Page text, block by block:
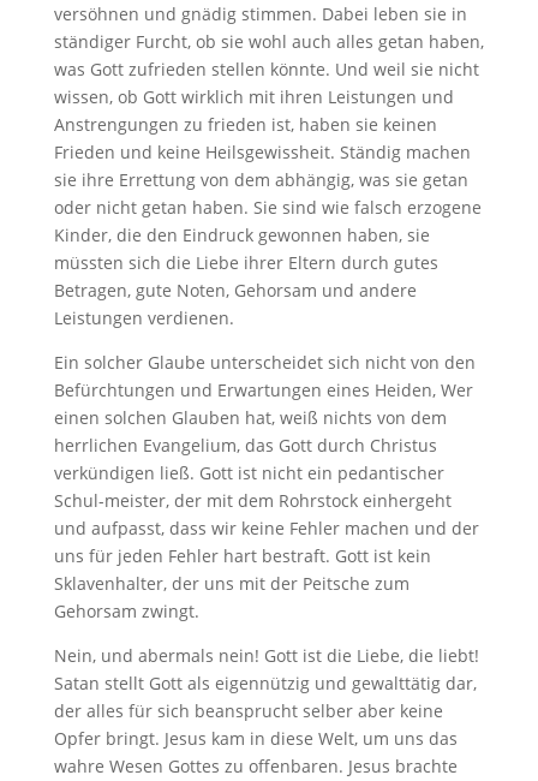
versöhnen und gnädig stimmen. Dabei leben sie in
ständiger Furcht, ob sie wohl auch alles getan haben,
was Gott zufrieden stellen könnte. Und weil sie nicht
wissen, ob Gott wirklich mit ihren Leistungen und
Anstrengungen zu frieden ist, haben sie keinen
Frieden und keine Heilsgewissheit. Ständig machen
sie ihre Errettung von dem abhängig, was sie getan
oder nicht getan haben. Sie sind wie falsch erzogene
Kinder, die den Eindruck gewonnen haben, sie
müssten sich die Liebe ihrer Eltern durch gutes
Betragen, gute Noten, Gehorsam und andere
Leistungen verdienen.
Ein solcher Glaube unterscheidet sich nicht von den
Befürchtungen und Erwartungen eines Heiden, Wer
einen solchen Glauben hat, weiß nichts von dem
herrlichen Evangelium, das Gott durch Christus
verkündigen ließ. Gott ist nicht ein pedantischer
Schul-meister, der mit dem Rohrstock einhergeht
und aufpasst, dass wir keine Fehler machen und der
uns für jeden Fehler hart bestraft. Gott ist kein
Sklavenhalter, der uns mit der Peitsche zum
Gehorsam zwingt.
Nein, und abermals nein! Gott ist die Liebe, die liebt!
Satan stellt Gott als eigennützig und gewalttätig dar,
der alles für sich beansprucht selber aber keine
Opfer bringt. Jesus kam in diese Welt, um uns das
wahre Wesen Gottes zu offenbaren. Jesus brachte